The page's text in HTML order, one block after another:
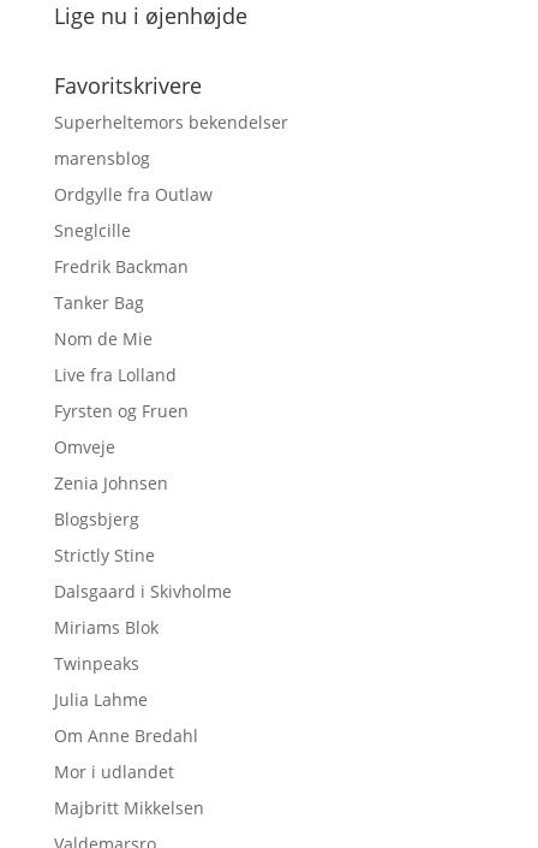
Lige nu i øjenhøjde
Favoritskrivere
Superheltemors bekendelser
marensblog
Ordgylle fra Outlaw
Sneglcille
Fredrik Backman
Tanker Bag
Nom de Mie
Live fra Lolland
Fyrsten og Fruen
Omveje
Zenia Johnsen
Blogsbjerg
Strictly Stine
Dalsgaard i Skivholme
Miriams Blok
Twinpeaks
Julia Lahme
Om Anne Bredahl
Mor i udlandet
Majbritt Mikkelsen